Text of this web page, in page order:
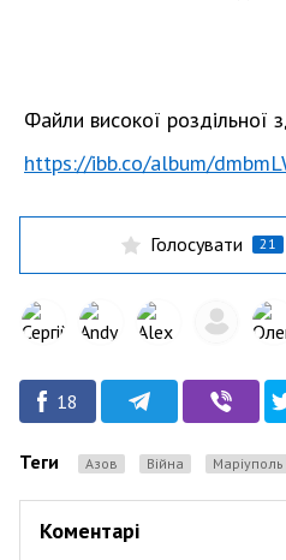
Файли високої роздільної
https://ibb.co/album/
Голосувати 21
18
Теги Азов Війна маріуполь
Коментарі